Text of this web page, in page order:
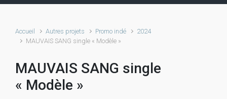
Accueil Autres projets Promo indé
2024
MAUVAIS SANG single « Modèle »
MAUVAIS SANG single
« Modèle »